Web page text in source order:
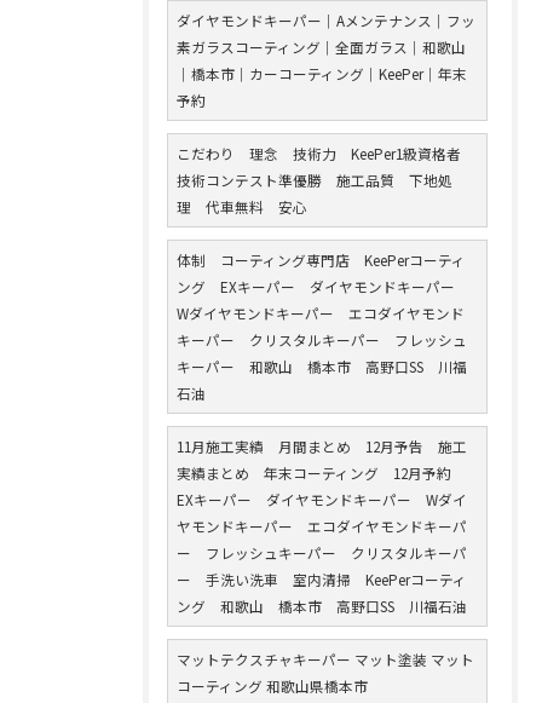
ダイヤモンドキーパー｜Aメンテナンス｜フッ
素ガラスコーティング｜全面ガラス｜和歌山
｜橋本市｜カーコーティング｜KeePer｜年末
予約
こだわり 理念 技術力 KeePer1級資格者
技術コンテスト準優勝 施工品質 下地処
理 代車無料 安心
体制 コーティング専門店 KeePerコーティ
ング EXキーパー ダイヤモンドキーパー
Wダイヤモンドキーパー エコダイヤモンド
キーパー クリスタルキーパー フレッシュ
キーパー 和歌山 橋本市 高野口SS 川福
石油
11月施工実績 月間まとめ 12月予告 施工
実績まとめ 年末コーティング 12月予約
EXキーパー ダイヤモンドキーパー Wダイ
ヤモンドキーパー エコダイヤモンドキーパ
ー フレッシュキーパー クリスタルキーパ
ー 手洗い洗車 室内清掃 KeePerコーティ
ング 和歌山 橋本市 高野口SS 川福石油
マットテクスチャキーパー マット塗装 マット
コーティング 和歌山県橋本市